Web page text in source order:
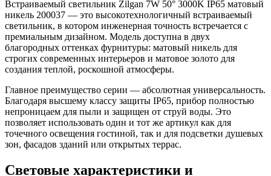
Встраиваемый светильник Zilgan 7W 50° 3000K IP65 матовый
никель 200037 — это высокотехнологичный встраиваемый
светильник, в котором инженерная точность встречается с
премиальным дизайном. Модель доступна в двух
благородных оттенках фурнитуры: матовый никель для
строгих современных интерьеров и матовое золото для
создания теплой, роскошной атмосферы.
Главное преимущество серии — абсолютная универсальность.
Благодаря высшему классу защиты IP65, прибор полностью
непроницаем для пыли и защищен от струй воды. Это
позволяет использовать один и тот же артикул как для
точечного освещения гостиной, так и для подсветки душевых
зон, фасадов зданий или открытых террас.
Световые характеристики и